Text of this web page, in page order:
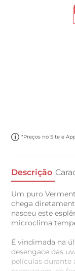
*Preços no Site e
Descrição
Um puro
chega
nasceu este
microclima
É vindimada na
desengace das
películas durante